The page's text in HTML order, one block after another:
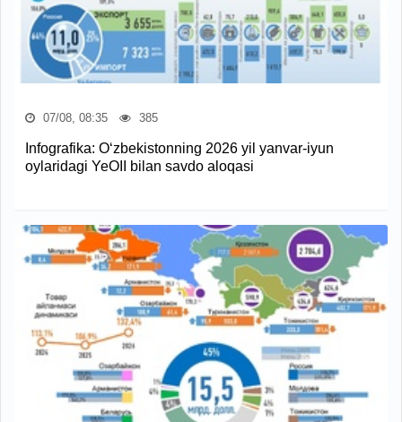
07/08, 08:35 385
Infografika: O‘zbekistonning 2026 yil yanvar-iyun
oylaridagi YeOII bilan savdo aloqasi